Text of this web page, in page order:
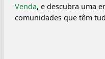
Venda, e descubra uma
comunidades que têm